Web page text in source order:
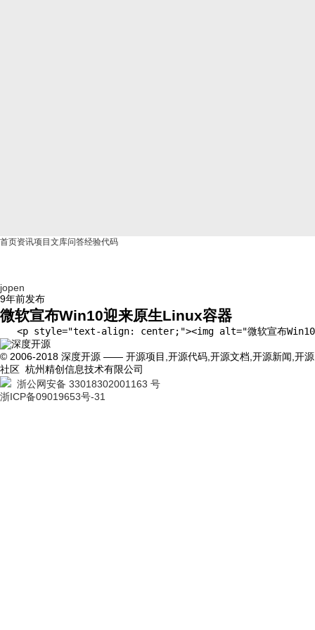
首页资讯项目 文库问答经验代码
jopen
9年前发布
微软宣布Win10迎来原生Linux容器
<p style="text-align: center;"><img alt="微软宣布Win10
© 2006-2018 深度开源 —— 开源项目,开源代码,开源文档,开源新闻,开源
社区 杭州精创信息技术有限公司
浙公网安备 33018302001163 号
浙ICP备09019653号-31